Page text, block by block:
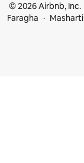
© 2026 Airbnb, Inc.
Faragha
Masharti